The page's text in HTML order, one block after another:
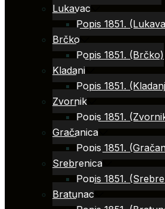
Lukavac
Popis 1851.
Brčko
Popis 1851. (Brčko)
Kladanj
Popis 1851.
Zvornik
Popis 1851.
Gračanica
Popis 1851.
Srebrenica
Popis 1851.
Bratunac